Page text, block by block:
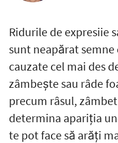
Ridurile de expresiie
sunt neapărat
cauzate cel mai des
zâmbește sau râde
precum râsul,
determina apariția
te pot face să arăți